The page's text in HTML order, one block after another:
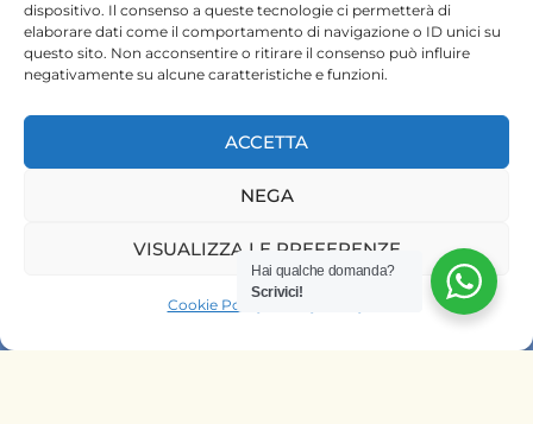
dispositivo. Il consenso a queste tecnologie ci permetterà di
elaborare dati come il comportamento di navigazione o ID unici su
questo sito. Non acconsentire o ritirare il consenso può influire
negativamente su alcune caratteristiche e funzioni.
ACCETTA
NEGA
VISUALIZZA LE PREFERENZE
Cookie Policy
ktsafaris5177@gmail.com
SAFARI TANZANIA
Hai qualche domanda?
Scrivici!